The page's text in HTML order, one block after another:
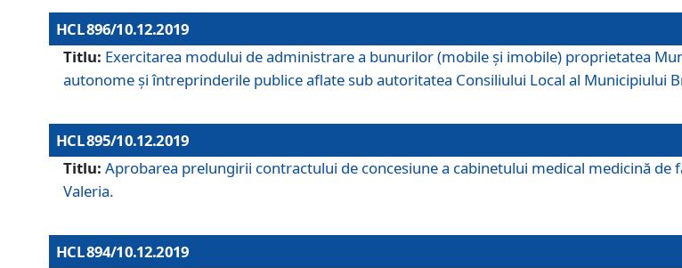
HCL 896/10.12.2019
Titlu: Exercitarea modului de administrare a bunurilor (mobile și imobile) proprietatea
autonome și întreprinderile publice aflate sub autoritatea Consiliului Local al Municipiului
HCL 895/10.12.2019
Titlu: Aprobarea prelungirii contractului de concesiune a cabinetului medical medicină
Valeria.
HCL 894/10.12.2019